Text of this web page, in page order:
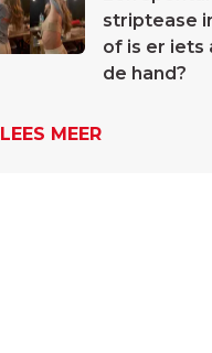
striptease
of is er iets
de hand?
LEES MEER